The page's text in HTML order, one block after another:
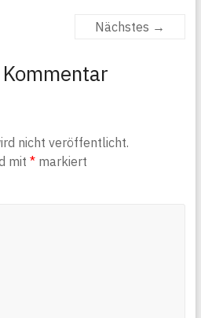
Nächstes →
nicht veröffentlicht.
mit *markiert